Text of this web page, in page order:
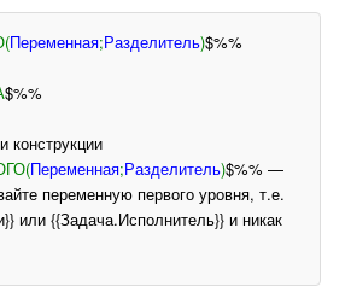
Переменная;Разделитель)$%%
$%%
конструкции
Переменная;Разделитель)$%% —
переменную первого уровня, т.е.
или {{Задача.Исполнитель}} и никак